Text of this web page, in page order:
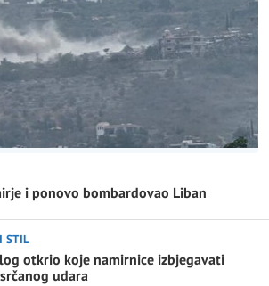
i ponovo bombardovao Liban
STIL
otkrio koje namirnice izbjegavati
udara